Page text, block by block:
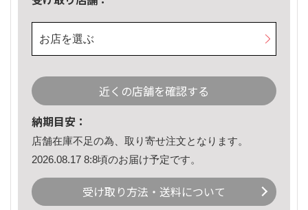
お店を選ぶ
近くの店舗を確認する
納期目安：
店舗在庫不足の為、取り寄せ注文となります。
2026.08.17 8:8頃のお届け予定です。
受け取り方法・送料について